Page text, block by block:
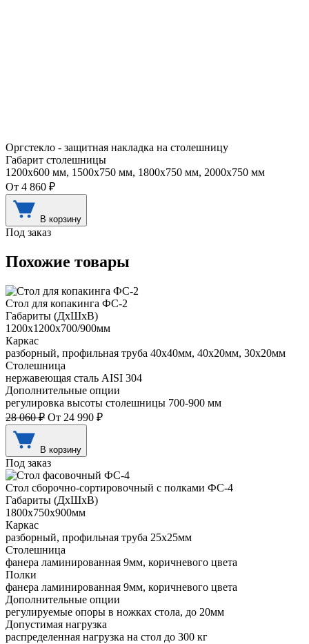
Оргстекло - защитная накладка на столешницу
Габарит столешницы
1200х600 мм, 1500х750 мм, 1800х750 мм, 2000х750 мм
От 4 860 ₽
В корзину
Под заказ
Похожие товары
Стол для копакинга ФС-2
Габариты (ДхШхВ)
1200х1200х700/900мм
Каркас
разборный, профильная труба 40х40мм, 40х20мм, 30х20мм
Столешница
нержавеющая сталь AISI 304
Дополнительные опции
регулировка высоты столешницы 700-900 мм
28 060 ₽ От 24 990 ₽
В корзину
Под заказ
Стол сборочно-сортировочный с полками ФС-4
Габариты (ДхШхВ)
1800х750х900мм
Каркас
разборный, профильная труба 25х25мм
Столешница
фанера ламинированная 9мм, коричневого цвета
Полки
фанера ламинированная 9мм, коричневого цвета
Дополнительные опции
регулируемые опоры в ножках стола, до 20мм
Допустимая нагрузка
распределенная нагрузка на стол до 300 кг